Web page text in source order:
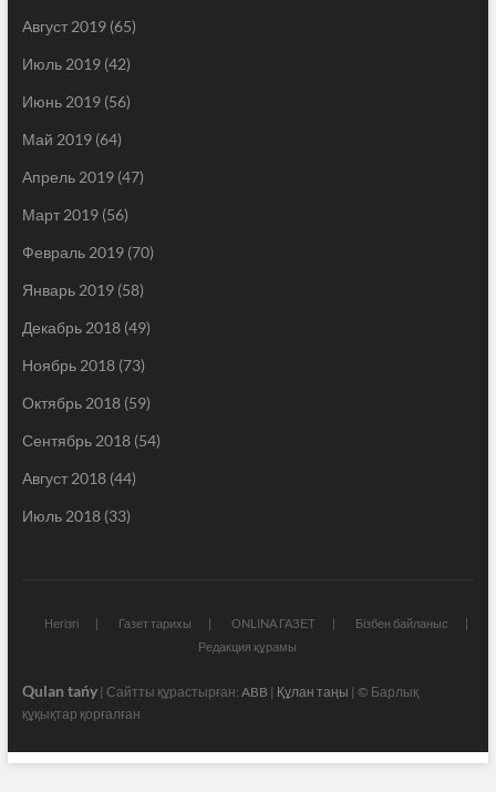
Август 2019(65)
Июль 2019(42)
Июнь 2019(56)
Май 2019(64)
Апрель 2019(47)
Март 2019(56)
Февраль 2019(70)
Январь 2019(58)
Декабрь 2018(49)
Ноябрь 2018(73)
Октябрь 2018(59)
Сентябрь 2018(54)
Август 2018(44)
Июль 2018(33)
Негізгі Газет тарихы ONLINA ГАЗЕТ
Бізбен байланыс
Редакция құрамы
Qulan tańy| Сайтты құрастырған: ABB | Құлан таңы | © Барлық
құқықтар қорғалған